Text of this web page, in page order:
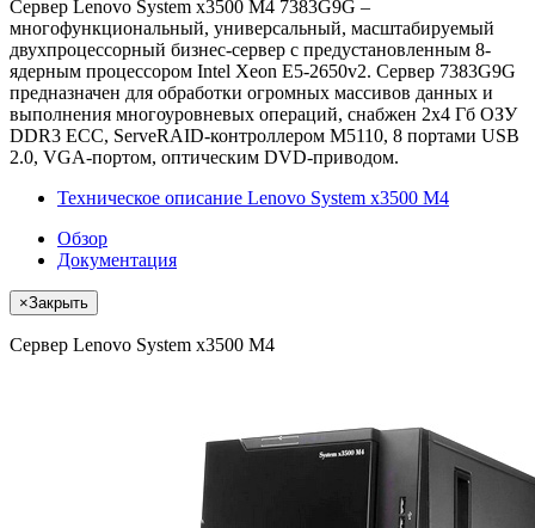
Сервер Lenovo System x3500 M4 7383G9G –
многофункциональный, универсальный, масштабируемый
двухпроцессорный бизнес-сервер с предустановленным 8-
ядерным процессором Intel Xeon E5-2650v2. Сервер 7383G9G
предназначен для обработки огромных массивов данных и
выполнения многоуровневых операций, снабжен 2х4 Гб ОЗУ
DDR3 ECC, ServeRAID-контроллером М5110, 8 портами USB
2.0, VGA-портом, оптическим DVD-приводом.
Техническое описание Lenovo System x3500 M4
Обзор
Документация
×Закрыть
Сервер Lenovo System x3500 M4